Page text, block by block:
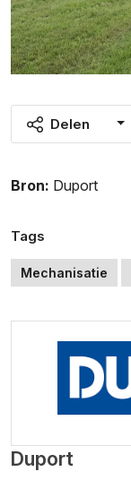
Delen
Bron: Duport
Tags
Mechanisatie
Duport